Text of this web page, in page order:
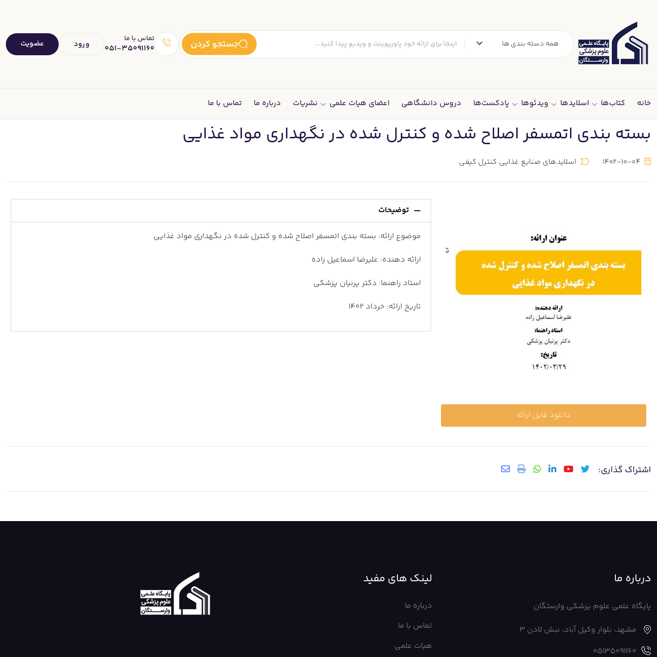
همه دسته بندی ها جستجو کردن تماس با ما
051-35091160 ورود عضویت
خانه کتاب‌ها اسلایدها ویدئوها پادکست‌ها دروس دانشگاهی اعضای هیات علمی نشریات درباره ما تماس با ما
بسته بندی اتمسفر اصلاح شده و کنترل شده در نگهداری مواد غذایی
1402-10-04 اسلایدهای صنایع غذایی کنترل کیفی
دانلود فایل ارائه
توضیحات
موضوع ارائه: بسته بندی اتمسفر اصلاح شده و کنترل شده در نگهداری مواد غذایی
ارائه دهنده: علیرضا اسماعیل زاده
استاد راهنما: دکتر پرنیان پزشکی
تاریخ ارائه: خرداد 1402
اشتراک گذاری:
درباره ما
پایگاه علمی علوم پزشکی وارستگان
مشهد، بلوار وکیل آباد، نبش لادن 3
05135091160
لینک های مفید
درباره ما
تماس با ما
هیات علمی